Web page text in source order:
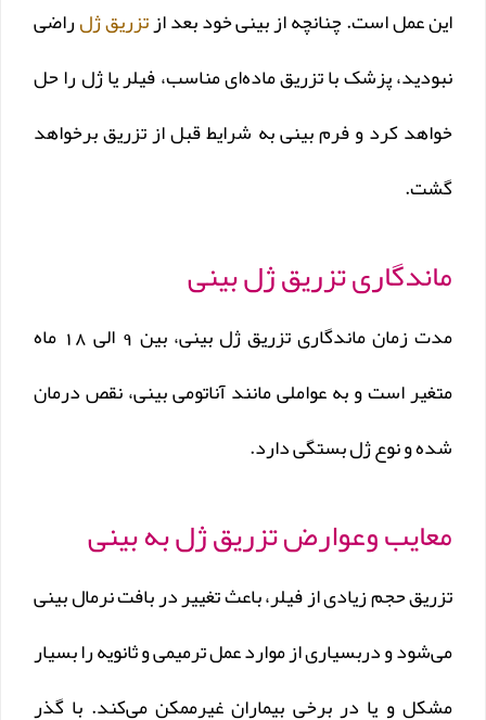
این عمل است. چنانچه از بینی خود بعد ازتزریق ژلراضی
نبودید، پزشک با تزریق ماده‌ای مناسب، فیلر یا ژل را حل
خواهد‌ کرد و فرم بینی به شرایط قبل از تزریق برخواهد
گشت.
ماندگاری تزریق ژل بینی
مدت زمان ماندگاری تزریق ژل بینی، بین 9 الی 18 ماه
متغیر است و به عواملی مانند آناتومی بینی، نقص درمان
شده و نوع ژل بستگی دارد.
معایب وعوارض تزریق ژل به بینی
تزریق حجم زیادی از فیلر، باعث تغییر در بافت نرمال بینی
می‌شود و دربسیاری از موارد عمل ترمیمی و ثانویه را بسیار
مشکل و یا در برخی بیماران غیرممکن می‌کند. با گذر